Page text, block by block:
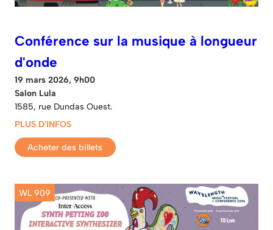
Conférence sur la musique à longueur
d'onde
19 mars 2026, 9h00
Salon Lula
1585, rue Dundas Ouest.
PLUS D'INFOS
Acheter des billets
WL 909